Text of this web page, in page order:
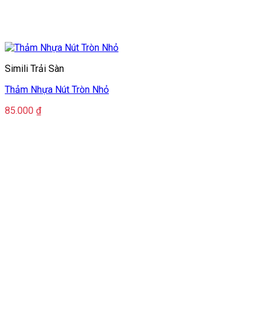
Simili Trải Sàn
Thảm Nhựa Nút Tròn Nhỏ
85.000 ₫